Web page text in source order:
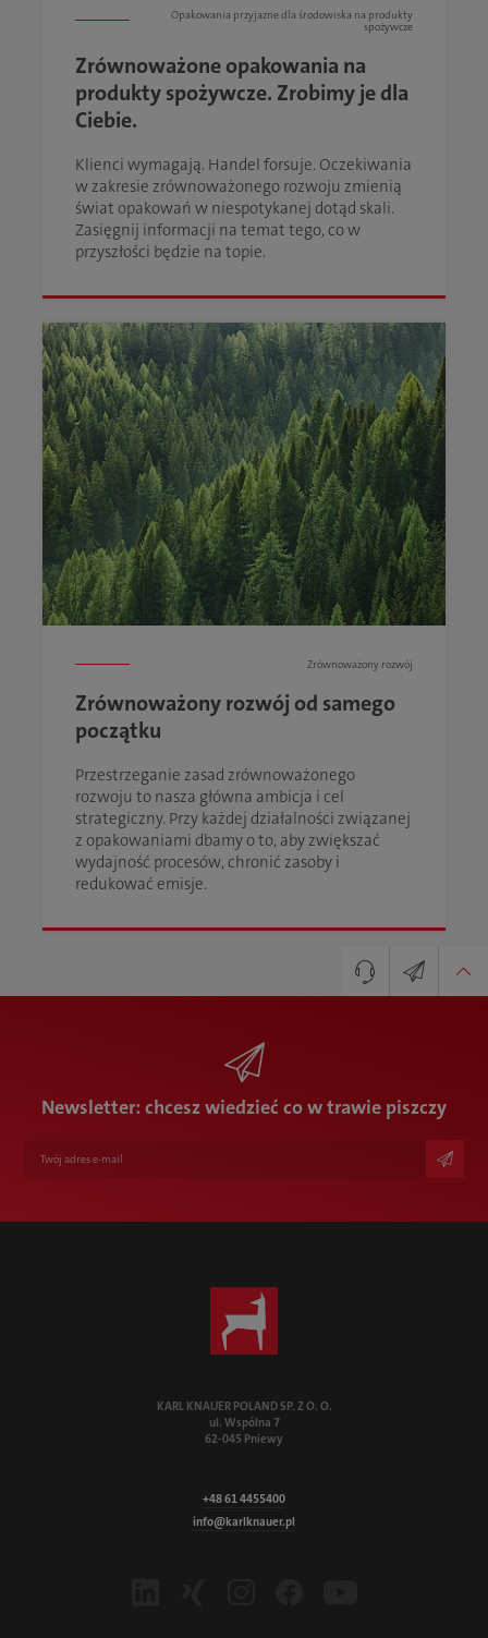
Opakowania przyjazne dla środowiska na produkty
spożywcze
Zrównoważone opakowania na
produkty spożywcze. Zrobimy je dla
Ciebie.
Klienci wymagają. Handel forsuje. Oczekiwania
w zakresie zrównoważonego rozwoju zmienią
świat opakowań w niespotykanej dotąd skali.
Zasięgnij informacji na temat tego, co w
przyszłości będzie na topie.
Zrównoważony rozwój
Zrównoważony rozwój od samego
początku
Przestrzeganie zasad zrównoważonego
rozwoju to nasza główna ambicja i cel
strategiczny. Przy każdej działalności związanej
z opakowaniami dbamy o to, aby zwiększać
wydajność procesów, chronić zasoby i
redukować emisje.
Marcin Jakuboszczak
+48 61 4455-510
marcin.jakuboszczak@karlknauer.pl
Newsletter: chcesz wiedzieć co w trawie piszczy
KARL KNAUER POLAND SP. Z O. O.
ul. Wspólna 7
62-045 Pniewy
+48 61 4455400
info@karlknauer.pl